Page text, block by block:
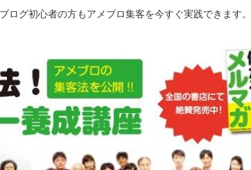
ログ初心者の方もアメブロ集客を今すぐ実践できます。